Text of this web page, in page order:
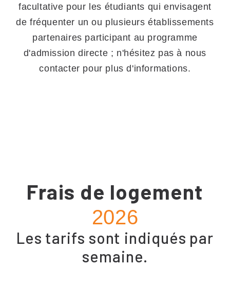
facultative pour les étudiants qui envisagent
de fréquenter un ou plusieurs établissements
partenaires participant au programme
d'admission directe ; n'hésitez pas à nous
contacter pour plus d'informations.
Frais de logement
2026
Les tarifs sont indiqués par
semaine.